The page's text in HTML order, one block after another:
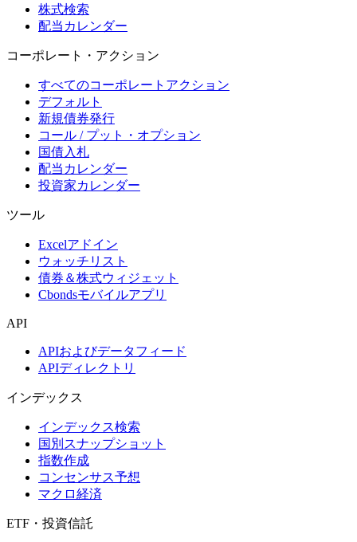
株式検索
配当カレンダー
コーポレート・アクション
すべてのコーポレートアクション
デフォルト
新規債券発行
コール / プット・オプション
国債入札
配当カレンダー
投資家カレンダー
ツール
Excelアドイン
ウォッチリスト
債券＆株式ウィジェット
Cbondsモバイルアプリ
API
APIおよびデータフィード
APIディレクトリ
インデックス
インデックス検索
国別スナップショット
指数作成
コンセンサス予想
マクロ経済
ETF・投資信託